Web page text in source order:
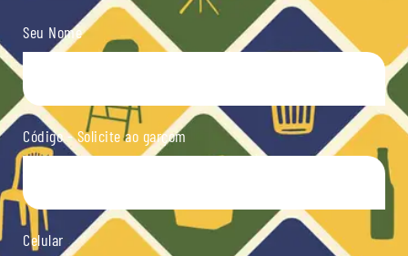
Seu Nome
Código - Solicite ao garçom
Celular